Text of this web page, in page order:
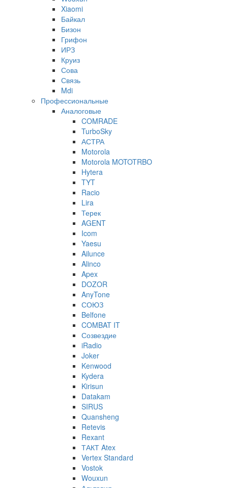
Xiaomi
Байкал
Бизон
Грифон
ИРЗ
Круиз
Сова
Связь
Mdi
Профессиональные
Аналоговые
COMRADE
TurboSky
АСТРА
Motorola
Motorola MOTOTRBO
Hytera
TYT
Racio
Lira
Терек
AGENT
Icom
Yaesu
Ailunce
Alinco
Apex
DOZOR
AnyTone
СОЮЗ
Belfone
COMBAT IT
Созвездие
iRadio
Joker
Kenwood
Kydera
Kirisun
Datakam
SIRUS
Quansheng
Retevis
Rexant
ТАКТ Atex
Vertex Standard
Vostok
Wouxun